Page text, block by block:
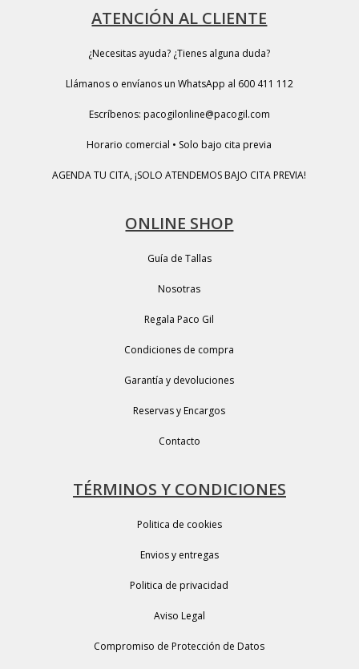
ATENCIÓN AL CLIENTE
¿Necesitas ayuda? ¿Tienes alguna duda?
Llámanos o envíanos un WhatsApp al 600 411 112
Escríbenos: pacogilonline@pacogil.com
Horario comercial • Solo bajo cita previa
AGENDA TU CITA, ¡SOLO ATENDEMOS BAJO CITA PREVIA!
ONLINE SHOP
Guía de Tallas
Nosotras
Regala Paco Gil
Condiciones de compra
Garantía y devoluciones
Reservas y Encargos
Contacto
TÉRMINOS Y CONDICIONES
Politica de cookies
Envios y entregas
Politica de privacidad
Aviso Legal
Compromiso de Protección de Datos